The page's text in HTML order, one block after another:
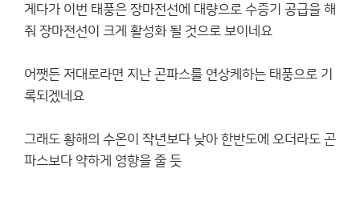
게다가 이번 태풍은 장마전선에 대량으로 수증기 공급을 해
줘 장마전선이 크게 활성화 될 것으로 보이네요
어쨋든 저대로라면 지난 곤파스를 연상케하는 태풍으로 기
록되겠네요
그래도 황해의 수온이 작년보다 낮아 한반도에 오더라도 곤
파스보다 약하게 영향을 줄 듯